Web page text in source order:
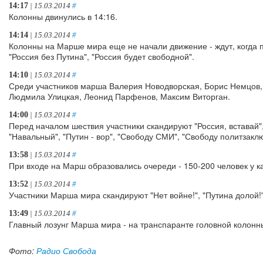
14:17 | 15.03.2014 #
Колонны двинулись в 14:16.
14:14 | 15.03.2014 #
Колонны на Марше мира еще не начали движение - ждут, когда
"Россия без Путина", "Россия будет свободной".
14:10 | 15.03.2014 #
Среди участников марша Валерия Новодворская, Борис
Людмила Улицкая, Леонид Парфенов, Максим Виторган.
14:00 | 15.03.2014 #
Перед началом шествия участники скандируют "Россия,
"Навальный", "Путин - вор", "Свободу СМИ", "Свободу
13:58 | 15.03.2014 #
При входе на Марш образовались очереди - 150-200 человек у
13:52 | 15.03.2014 #
Участники Марша мира скандируют "Нет войне!", "Путина
13:49 | 15.03.2014 #
Главный лозунг Марша мира - на транспаранте головной
Фото: Радио Свобода